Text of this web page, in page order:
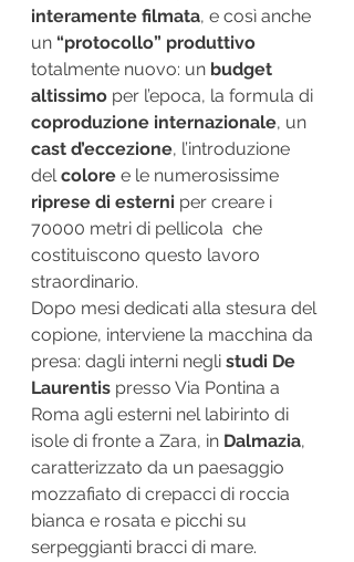
interamente filmata, e così anche
un “protocollo” produttivo
totalmente nuovo: un budget
altissimo per l’epoca, la formula di
coproduzione internazionale, un
cast d’eccezione, l’introduzione
del colore e le numerosissime
riprese di esterni per creare i
70000 metri di pellicola  che
costituiscono questo lavoro
straordinario.
Dopo mesi dedicati alla stesura del
copione, interviene la macchina da
presa: dagli interni negli studi De
Laurentis presso Via Pontina a
Roma agli esterni nel labirinto di
isole di fronte a Zara, in Dalmazia,
caratterizzato da un paesaggio
mozzafiato di crepacci di roccia
bianca e rosata e picchi su
serpeggianti bracci di mare.